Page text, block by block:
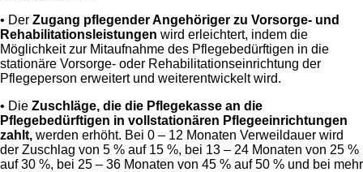
• Der Zugang pflegender Angehöriger zu Vorsorge- und
Rehabilitationsleistungen wird erleichtert, indem die
Möglichkeit zur Mitaufnahme des Pflegebedürftigen in die
stationäre Vorsorge- oder Rehabilitationseinrichtung der
Pflegeperson erweitert und weiterentwickelt wird.
• Die Zuschläge, die die Pflegekasse an die
Pflegebedürftigen in vollstationären Pflegeeinrichtungen
zahlt, werden erhöht. Bei 0 – 12 Monaten Verweildauer wird
der Zuschlag von 5 % auf 15 %, bei 13 – 24 Monaten von 25 %
auf 30 %, bei 25 – 36 Monaten von 45 % auf 50 % und bei mehr